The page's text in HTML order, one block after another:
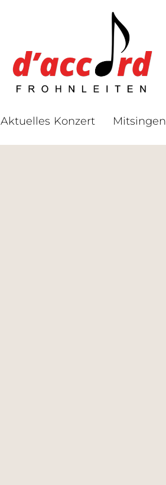
Aktuelles Konzert Mitsingen